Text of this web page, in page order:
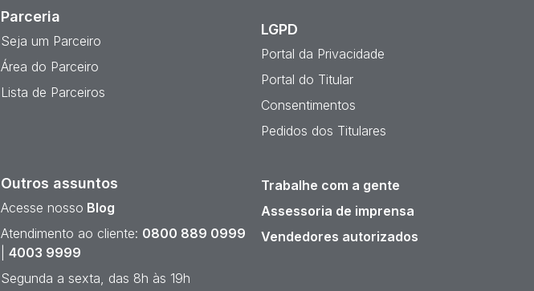
Parceria
Seja um Parceiro
Área do Parceiro
Lista de Parceiros
LGPD
Portal da Privacidade
Portal do Titular
Consentimentos
Pedidos dos Titulares
Outros assuntos
Acesse nosso Blog
Atendimento ao cliente: 0800 889 0999
4003 9999
Segunda a sexta, das 8h às 19h
Trabalhe com a gente
Assessoria de imprensa
Vendedores autorizados